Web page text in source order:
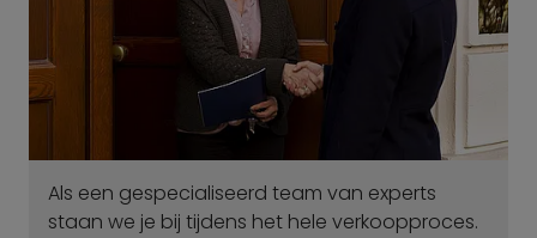
Als een gespecialiseerd team van experts
staan we je bij tijdens het hele verkoopproces.